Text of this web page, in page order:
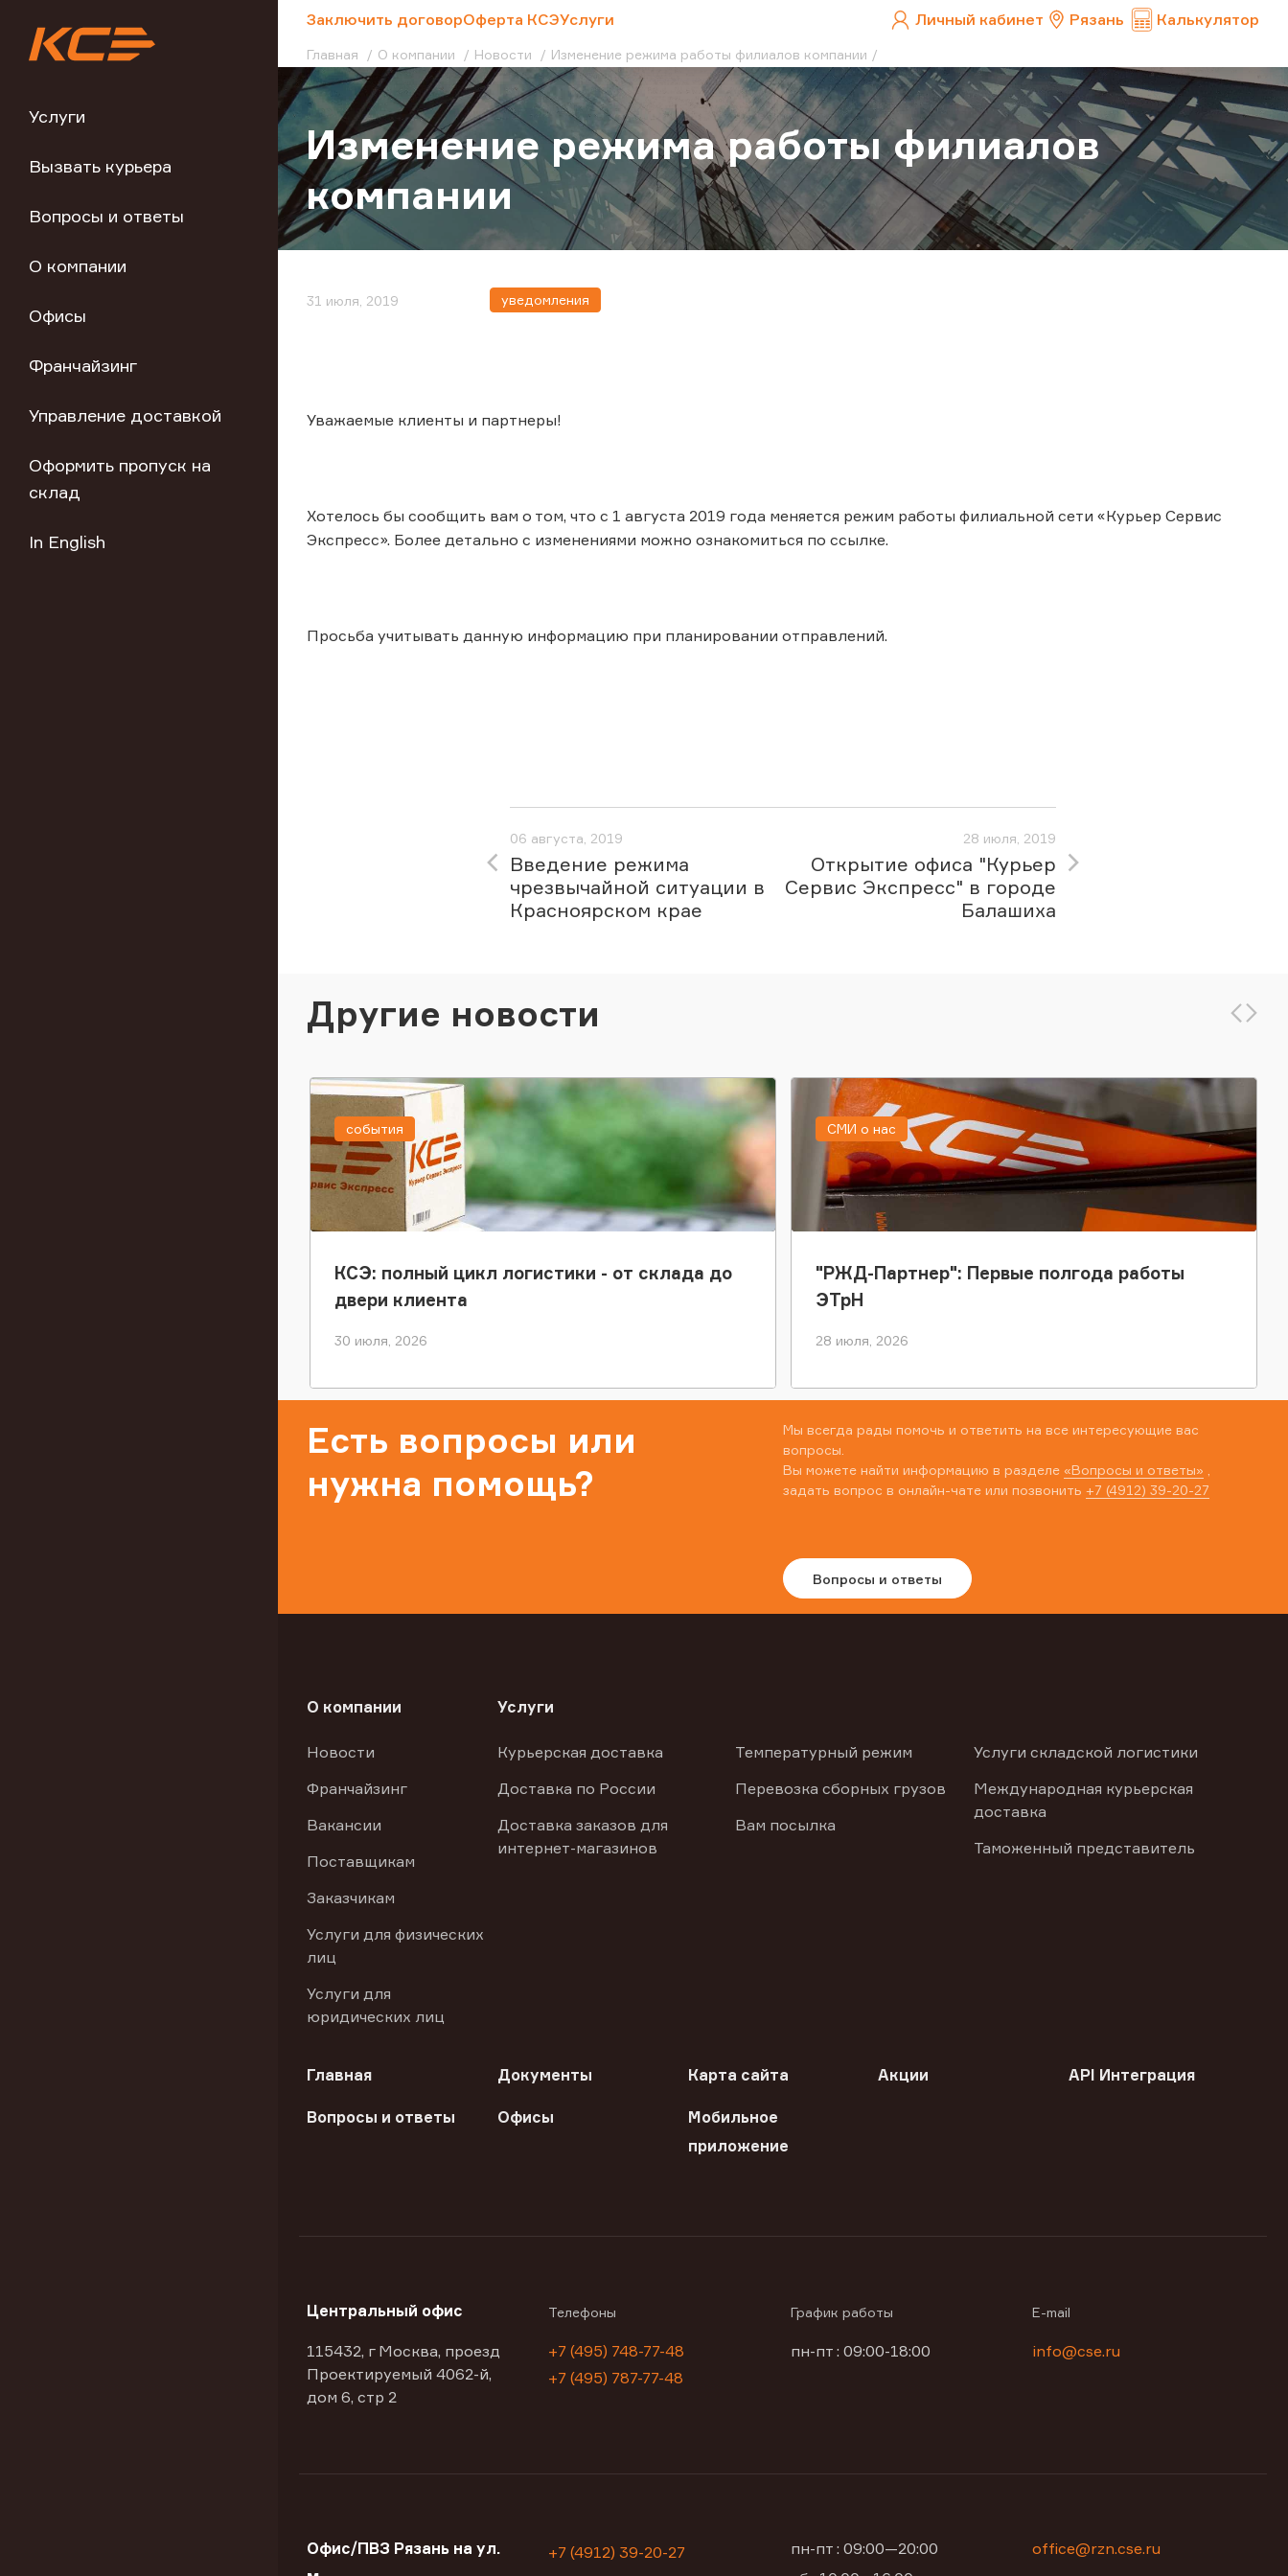
Услуги
Вызвать курьера
Вопросы и ответы
О компании
Офисы
Франчайзинг
Управление доставкой
Оформить пропуск на
склад
In English
Заключить договорОферта КСЭУслуги Личный кабинет Рязань Калькулятор
Главная О компании Новости Изменение режима работы филиалов компании
Изменение режима работы филиалов
компании
31 июля, 2019 уведомления
Уважаемые клиенты и партнеры!
Хотелось бы сообщить вам о том, что с 1 августа 2019 года меняется режим работы филиальной сети «Курьер Сервис
Экспресс». Более детально с изменениями можно ознакомиться по ссылке.
Просьба учитывать данную информацию при планировании отправлений.
06 августа, 2019
Введение режима
чрезвычайной ситуации в
Красноярском крае
28 июля, 2019
Открытие офиса "Курьер
Сервис Экспресс" в городе
Балашиха
Другие новости
КСЭ: полный цикл логистики - от склада до
двери клиента
30 июля, 2026
события
"РЖД-Партнер": Первые полгода работы
ЭТрН
28 июля, 2026
СМИ о нас
Есть вопросы или
нужна помощь?
Мы всегда рады помочь и ответить на все интересующие вас
вопросы.
Вы можете найти информацию в разделе «Вопросы и ответы»
задать вопрос в онлайн-чате или позвонить +7 (4912) 39-20-27
Вопросы и ответы
О компании
Новости
Франчайзинг
Вакансии
Поставщикам
Заказчикам
Услуги для физических
лиц
Услуги для
юридических лиц
Услуги
Курьерская доставка
Доставка по России
Доставка заказов для
интернет-магазинов
Температурный режим
Перевозка сборных грузов
Вам посылка
Услуги складской логистики
Международная курьерская
доставка
Таможенный представитель
Главная Документы Карта сайта Акции API Интеграция
Вопросы и ответы Офисы
Мобильное
приложение
Центральный офис
115432, г Москва, проезд
Проектируемый 4062-й,
дом 6, стр 2
Телефоны
+7 (495) 748-77-48
+7 (495) 787-77-48
График работы
пн-пт : 09:00-18:00
E-mail
info@cse.ru
Офис/ПВЗ Рязань на ул.
+7 (4912) 39-20-27
пн-пт : 09:00—20:00
office@rzn.cse.ru